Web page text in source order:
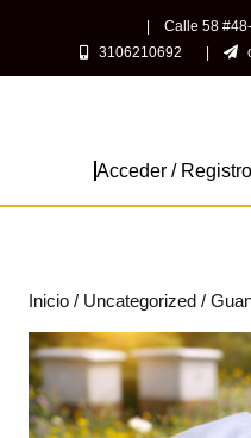
Calle 58
3106210692
Acceder / Registro
Inicio / Uncategorized /